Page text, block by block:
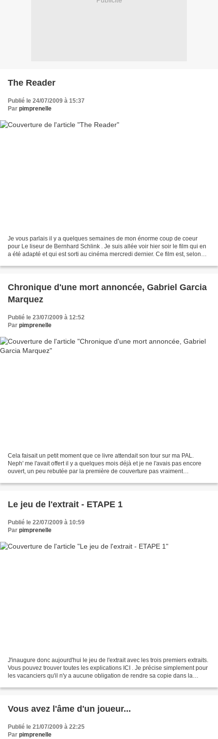
The Reader
Publié le 24/07/2009 à 15:37
Par pimprenelle
Je vous parlais il y a quelques semaines de mon énorme coup de coeur
pour Le liseur de Bernhard Schlink . Je suis allée voir hier soir le film qui en
a été adapté et qui est sorti au cinéma mercredi dernier. Ce film est, selon
Chronique d'une mort annoncée, Gabriel Garcia
Marquez
Publié le 23/07/2009 à 12:52
Par pimprenelle
Cela faisait un petit moment que ce livre attendait son tour sur ma PAL.
Neph' me l'avait offert il y a quelques mois déjà et je ne l'avais pas encore
ouvert, un peu rebutée par la première de couverture pas vraiment
Le jeu de l'extrait - ETAPE 1
Publié le 22/07/2009 à 10:59
Par pimprenelle
J'inaugure donc aujourd'hui le jeu de l'extrait avec les trois premiers extraits.
Vous pouvez trouver toutes les explications ICI . Je précise simplement pour
les vacanciers qu'il n'y a aucune obligation de rendre sa copie dans la
Vous avez l'âme d'un joueur...
Publié le 21/07/2009 à 22:25
Par pimprenelle